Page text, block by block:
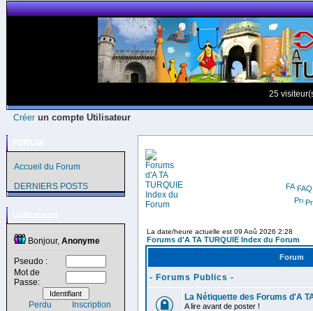
25
Créer un compte Utilisateur
Accueil du Forum
DERNIERS POSTS
Bonjour, Anonyme
Pseudo :
Mot de
Passe:
Perdu Inscription
FAQ
La date/heure actuelle est 09 Aoû 2026 2:28
Forums d'A TA TURQUIE Index du Forum
Forum
- Forums Publics -
La Nétiquette des Forums d'A
A lire avant de poster !